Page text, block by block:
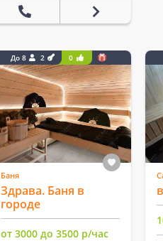
До 8 2 0
Баня
Здрава. Баня в
городе
от 3000 до 3500 р/час